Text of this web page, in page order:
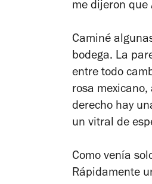
me dijeron que
Caminé
bodega. La
entre todo
rosa
derecho hay
un vitral de
Como venía
Rápidamente